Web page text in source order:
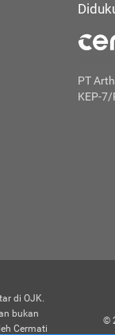
PT
KEP-
di OJK.
bukan
Cermati
©